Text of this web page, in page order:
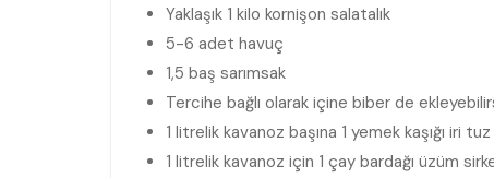
Yaklaşık 1 kilo kornişon salatalık
5-6 adet havuç
1,5 baş sarımsak
Tercihe bağlı olarak içine biber de
1 litrelik kavanoz başına 1 yemek kaşığı iri tuz
1 litrelik kavanoz için 1 çay bardağı üzüm